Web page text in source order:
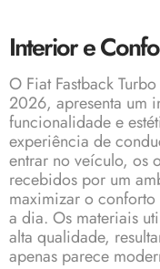
Interior e
O Fiat Fastback
2026, apresenta um
funcionalidade e
experiência de
entrar no veículo, os
recebidos por um
maximizar o
a dia. Os materiais
alta qualidade,
apenas parece